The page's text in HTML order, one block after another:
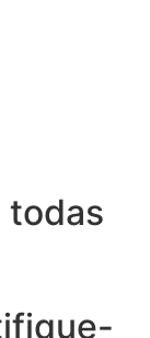
todas